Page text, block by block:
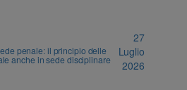
penale: il principio delle
anche in sede disciplinare
27
Luglio
2026